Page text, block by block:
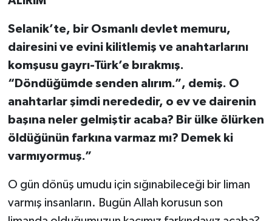
Selanik’te, bir Osmanlı devlet memuru,
dairesini ve evini kilitlemiş ve anahtarlarını
komşusu gayrı-Türk’e bırakmış.
“Döndüğümde senden alırım.”, demiş. O
anahtarlar şimdi nerededir, o ev ve dairenin
başına neler gelmiştir acaba? Bir ülke ölürken
öldüğünün farkına varmaz mı? Demek ki
varmıyormuş.”
O gün dönüş umudu için sığınabileceği bir liman
varmış insanların. Bugün Allah korusun son